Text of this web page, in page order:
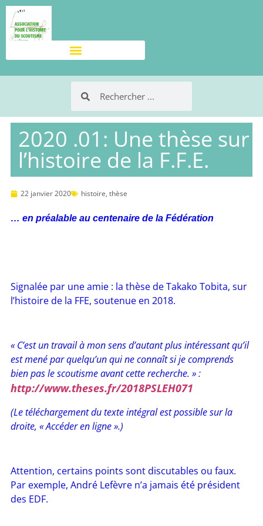
2020 .01: Une thèse sur
l’histoire de la F.F.E.
22 janvier 2020 histoire, thèse
… en préalable au centenaire de la Fédération
Signalée par une amie : la thèse de Takako Tobita, sur
l’histoire de la FFE, soutenue en 2018.
« C’est un travail à mon sens d’autant plus intéressant qu’il
est mené par quelqu’un qui ne connaît si je comprends
bien pas le scoutisme avant cette recherche. » :
http://www.theses.fr/2018PSLEH071
(Le téléchargement du texte intégral est possible sur la
droite, « Accéder en ligne ».)
Attention, certains points sont discutables ou faux.
Par exemple, André Lefèvre n’a jamais été président
des EDF.